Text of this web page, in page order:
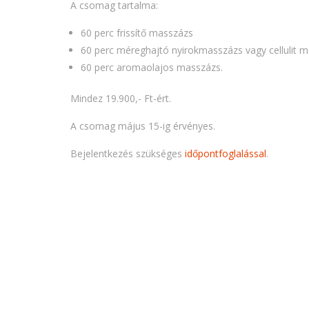
A csomag tartalma:
60 perc frissítő masszázs
60 perc méreghajtó nyirokmasszázs vagy cellulit
60 perc aromaolajos masszázs.
Mindez 19.900,- Ft-ért.
A csomag május 15-ig érvényes.
Bejelentkezés szükséges időpontfoglalással.